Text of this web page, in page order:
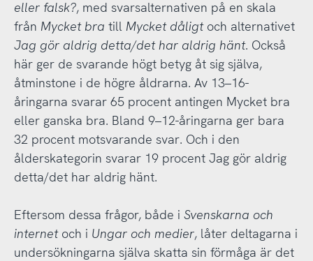
eller falsk?, med svarsalternativen på en skala
från Mycket bra till Mycket dåligtoch alternativet
Jag gör aldrig detta/det har aldrig hänt. Också
här ger de svarande högt betyg åt sig själva,
åtminstone i de högre åldrarna. Av 13–16-
åringarna svarar 65 procent antingen Mycket bra
eller ganska bra. Bland 9–12-åringarna ger bara
32 procent motsvarande svar. Och i den
ålderskategorin svarar 19 procent Jag gör aldrig
detta/det har aldrig hänt.
Eftersom dessa frågor, både i Svenskarna och
internetoch i Ungar och medier, låter deltagarna i
undersökningarna själva skatta sin förmåga är det